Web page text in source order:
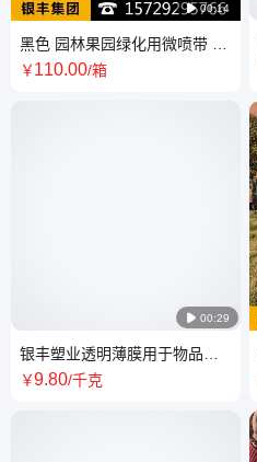
 00:14
黑色 园林果园绿化用微喷带 喷
灌滴灌带厂家供应
￥110.00/箱
 00:29
银丰塑业透明薄膜用于物品外
包装防尘防水聚乙烯增产PE农
￥9.80/千克